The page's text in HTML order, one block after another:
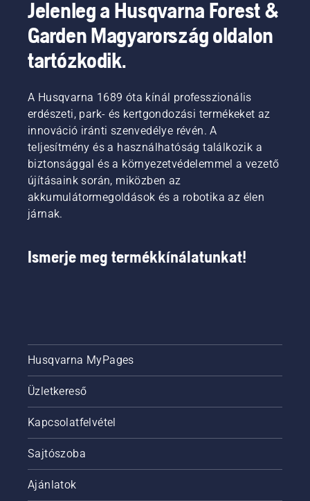
Jelenleg a Husqvarna Forest &
Garden Magyarország oldalon
tartózkodik.
A Husqvarna 1689 óta kínál professzionális
erdészeti, park- és kertgondozási termékeket az
innováció iránti szenvedélye révén. A
teljesítmény és a használhatóság találkozik a
biztonsággal és a környezetvédelemmel a vezető
újításaink során, miközben az
akkumulátormegoldások és a robotika az élen
járnak.
Ismerje meg termékkínálatunkat!
Husqvarna MyPages
Üzletkereső
Kapcsolatfelvétel
Sajtószoba
Ajánlatok